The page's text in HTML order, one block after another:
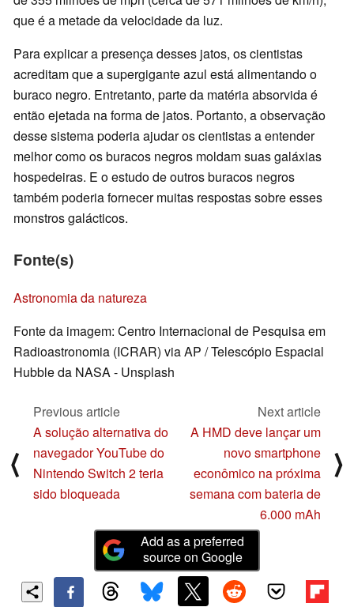
que é a metade da velocidade da luz.
Para explicar a presença desses jatos, os cientistas
acreditam que a supergigante azul está alimentando o
buraco negro. Entretanto, parte da matéria absorvida é
então ejetada na forma de jatos. Portanto, a observação
desse sistema poderia ajudar os cientistas a entender
melhor como os buracos negros moldam suas galáxias
hospedeiras. E o estudo de outros buracos negros
também poderia fornecer muitas respostas sobre esses
monstros galácticos.
Fonte(s)
Astronomia da natureza
Fonte da imagem: Centro Internacional de Pesquisa em
Radioastronomia (ICRAR) via AP / Telescópio Espacial
Hubble da NASA - Unsplash
⟨
Previous article
A solução alternativa do
navegador YouTube do
Nintendo Switch 2 teria
sido bloqueada
Next article
A HMD deve lançar um
novo smartphone
econômico na próxima
semana com bateria de
6.000 mAh
⟩
Add as a preferred
source on Google